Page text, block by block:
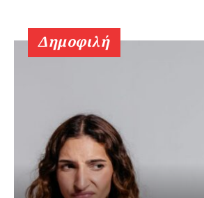
Δημοφιλή